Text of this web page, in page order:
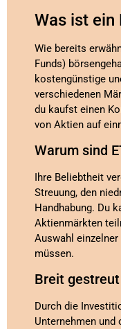
Was ist ein
Wie bereits
Funds)
kostengünstige
verschiedenen
du kaufst einen
von Aktien auf
Warum sind
Ihre Beliebtheit
Streuung, den
Handhabung. Du
Aktienmärkten
Auswahl
müssen.
Breit
Durch die
Unternehmen und